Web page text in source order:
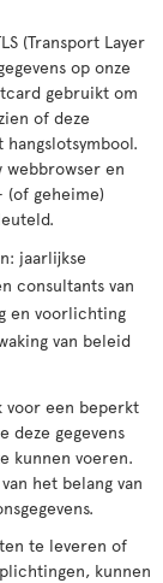
(Transport Layer
op onze
gebruikt om
of deze
hangslotsymbool.
webbrowser en
geheime)
jaarlijkse
consultants van
en voorlichting
van beleid
voor een beperkt
deze gegevens
kunnen voeren.
het belang van
te leveren of
kunnen